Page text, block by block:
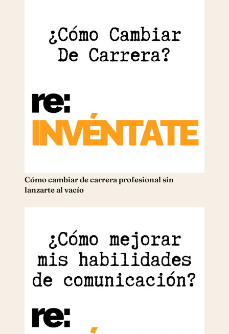
Cómo cambiar de carrera profesional sin
lanzarte al vacío